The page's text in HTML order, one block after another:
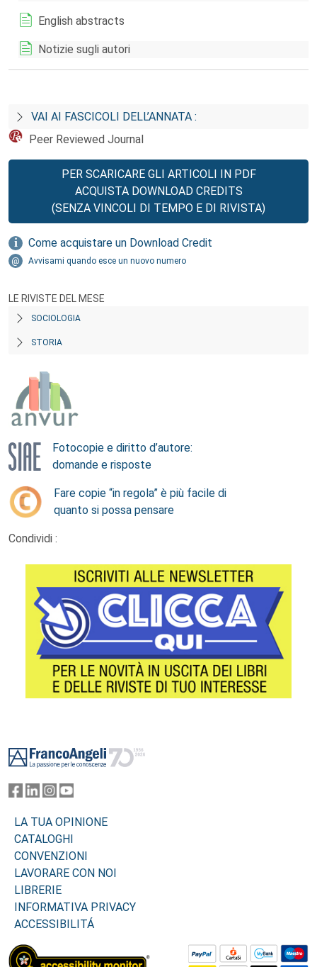
English abstracts
Notizie sugli autori
VAI AI FASCICOLI DELL’ANNATA :
Peer Reviewed Journal
PER SCARICARE GLI ARTICOLI IN PDF
ACQUISTA DOWNLOAD CREDITS
(SENZA VINCOLI DI TEMPO E DI RIVISTA)
Come acquistare un Download Credit
Avvisami quando esce un nuovo numero
LE RIVISTE DEL MESE
SOCIOLOGIA
STORIA
Fotocopie e diritto d’autore:
domande e risposte
Fare copie “in regola” è più facile di
quanto si possa pensare
Condividi :
LA TUA OPINIONE
CATALOGHI
CONVENZIONI
LAVORARE CON NOI
LIBRERIE
INFORMATIVA PRIVACY
ACCESSIBILITÁ